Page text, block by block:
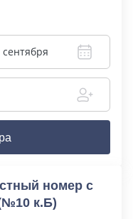
сентября
номер с
к.Б)